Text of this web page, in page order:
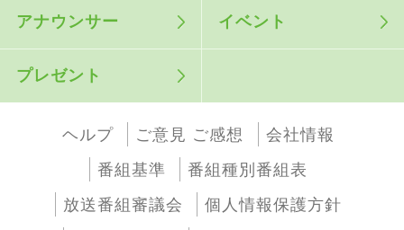
アナウンサー イベント
プレゼント
ヘルプ ご意見 ご感想
会社情報
番組基準
番組種別番組表
放送番組審議会
個人情報保護方針